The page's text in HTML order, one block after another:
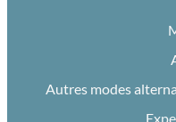
Autres modes